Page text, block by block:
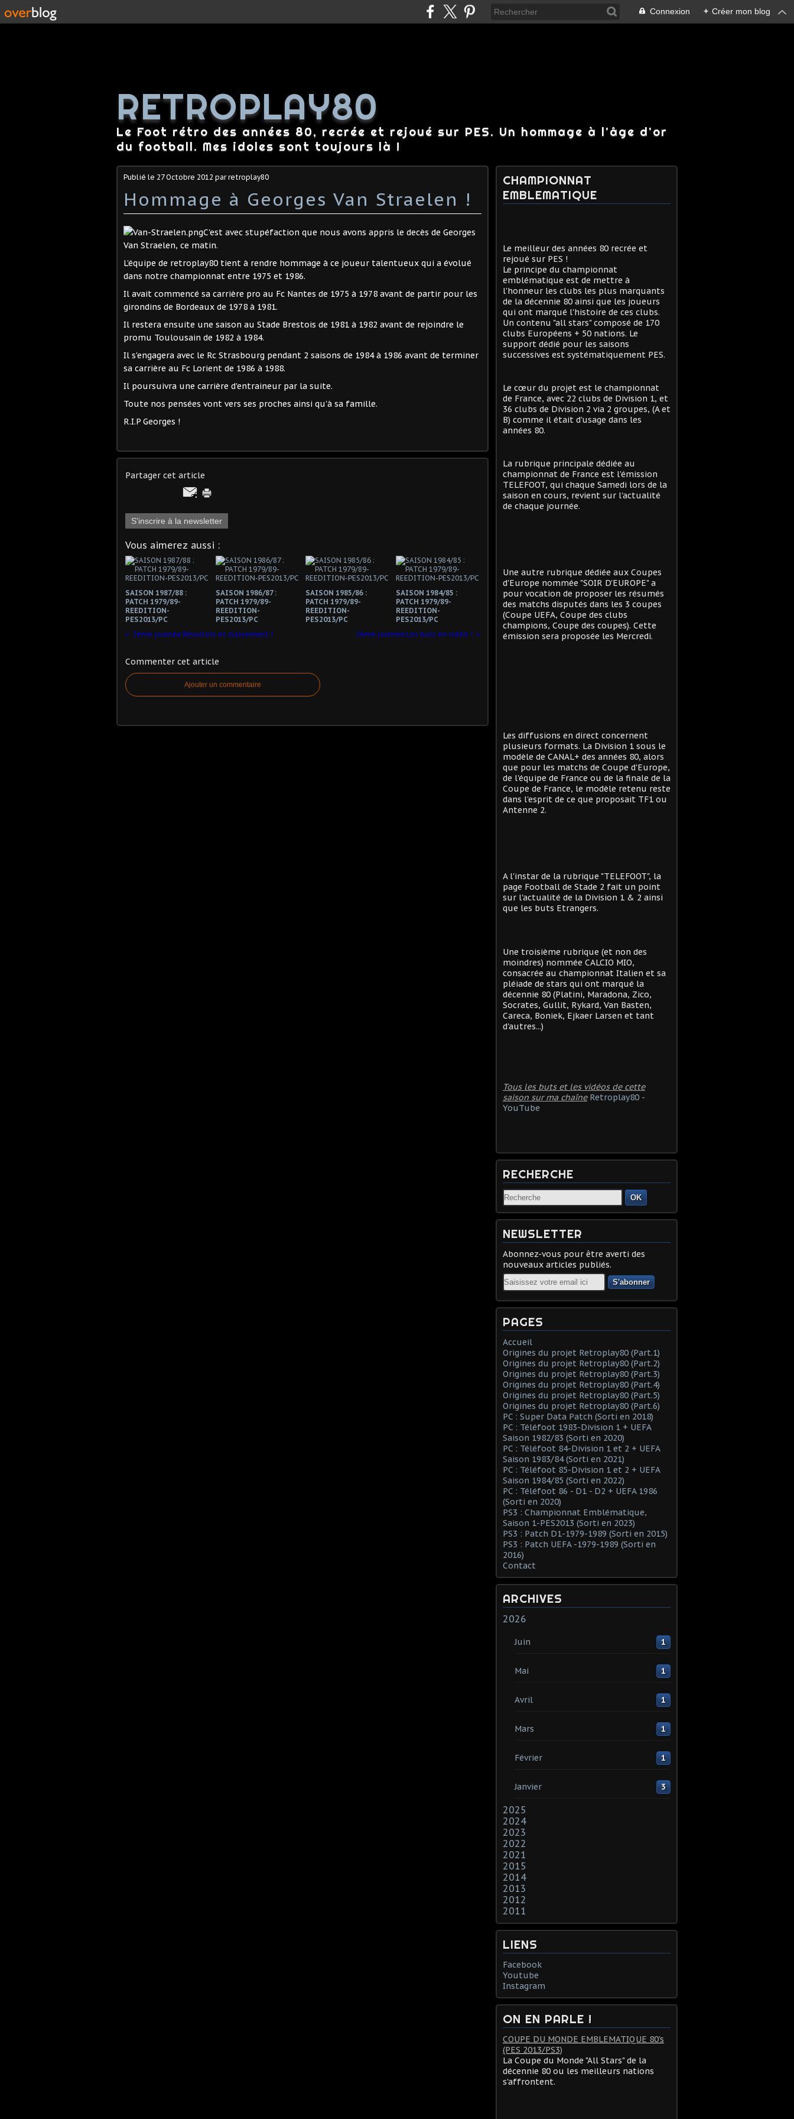
Connexion + Créer mon blog
RETROPLAY80
Le Foot rétro des années 80, recrée et rejoué sur PES. Un hommage à l'âge d'or
du football. Mes idoles sont toujours là !
Publié le 27 Octobre 2012 par retroplay80
Hommage à Georges Van Straelen !
C'est avec stupéfaction que nous avons appris le decès de Georges
Van Straelen, ce matin.
L'équipe de retroplay80 tient à rendre hommage à ce joueur talentueux qui a évolué
dans notre championnat entre 1975 et 1986.
Il avait commencé sa carrière pro au Fc Nantes de 1975 à 1978 avant de partir pour les
girondins de Bordeaux de 1978 à 1981.
Il restera ensuite une saison au Stade Brestois de 1981 à 1982 avant de rejoindre le
promu Toulousain de 1982 à 1984.
Il s'engagera avec le Rc Strasbourg pendant 2 saisons de 1984 à 1986 avant de terminer
sa carrière au Fc Lorient de 1986 à 1988.
Il poursuivra une carrière d'entraineur par la suite.
Toute nos pensées vont vers ses proches ainsi qu'à sa famille.
R.I.P Georges !
Partager cet article
S'inscrire à la newsletter
Vous aimerez aussi :
SAISON 1987/88 :
PATCH 1979/89-
REEDITION-
PES2013/PC
SAISON 1986/87 :
PATCH 1979/89-
REEDITION-
PES2013/PC
SAISON 1985/86 :
PATCH 1979/89-
REEDITION-
PES2013/PC
SAISON 1984/85 :
PATCH 1979/89-
REEDITION-
PES2013/PC
2ème journée:Résultats et classement !
2ème journée:Les buts en vidéo !
Commenter cet article
Ajouter un commentaire
CHAMPIONNAT
EMBLEMATIQUE
Le meilleur des années 80 recrée et
rejoué sur PES !
Le principe du championnat
emblématique est de mettre à
l'honneur les clubs les plus marquants
de la décennie 80 ainsi que les joueurs
qui ont marqué l'histoire de ces clubs.
Un contenu "all stars" composé de 170
clubs Européens + 50 nations. Le
support dédié pour les saisons
successives est systématiquement PES.
Le cœur du projet est le championnat
de France, avec 22 clubs de Division 1, et
36 clubs de Division 2 via 2 groupes, (A et
B) comme il était d'usage dans les
années 80.
La rubrique principale dédiée au
championnat de France est l'émission
TELEFOOT, qui chaque Samedi lors de la
saison en cours, revient sur l'actualité
de chaque journée.
Une autre rubrique dédiée aux Coupes
d'Europe nommée "SOIR D'EUROPE" a
pour vocation de proposer les résumés
des matchs disputés dans les 3 coupes
(Coupe UEFA, Coupe des clubs
champions, Coupe des coupes). Cette
émission sera proposée les Mercredi.
Les diffusions en direct concernent
plusieurs formats. La Division 1 sous le
modèle de CANAL+ des années 80, alors
que pour les matchs de Coupe d'Europe,
de l'équipe de France ou de la finale de la
Coupe de France, le modèle retenu reste
dans l'esprit de ce que proposait TF1 ou
Antenne 2.
A l'instar de la rubrique "TELEFOOT", la
page Football de Stade 2 fait un point
sur l'actualité de la Division 1 & 2 ainsi
que les buts Etrangers.
Une troisième rubrique (et non des
moindres) nommée CALCIO MIO,
consacrée au championnat Italien et sa
pléiade de stars qui ont marqué la
décennie 80 (Platini, Maradona, Zico,
Socrates, Gullit, Rykard, Van Basten,
Careca, Boniek, Ejkaer Larsen et tant
d'autres...)
Tous les buts et les vidéos de cette
saison sur ma chaîne Retroplay80 -
YouTube
RECHERCHE
OK
NEWSLETTER
Abonnez-vous pour être averti des
nouveaux articles publiés.
Email
PAGES
Accueil
Origines du projet Retroplay80 (Part.1)
Origines du projet Retroplay80 (Part.2)
Origines du projet Retroplay80 (Part.3)
Origines du projet Retroplay80 (Part.4)
Origines du projet Retroplay80 (Part.5)
Origines du projet Retroplay80 (Part.6)
PC : Super Data Patch (Sorti en 2018)
PC : Téléfoot 1983-Division 1 + UEFA
Saison 1982/83 (Sorti en 2020)
PC : Téléfoot 84-Division 1 et 2 + UEFA
Saison 1983/84 (Sorti en 2021)
PC : Téléfoot 85-Division 1 et 2 + UEFA
Saison 1984/85 (Sorti en 2022)
PC : Téléfoot 86 - D1 - D2 + UEFA 1986
(Sorti en 2020)
PS3 : Championnat Emblématique,
Saison 1-PES2013 (Sorti en 2023)
PS3 : Patch D1-1979-1989 (Sorti en 2015)
PS3 : Patch UEFA -1979-1989 (Sorti en
2016)
Contact
ARCHIVES
2026
Juin 1
Mai 1
Avril 1
Mars 1
Février 1
Janvier 3
2025
2024
2023
2022
2021
2015
2014
2013
2012
2011
LIENS
Facebook
Youtube
Instagram
ON EN PARLE !
COUPE DU MONDE EMBLEMATIQUE 80's
(PES 2013/PS3)
La Coupe du Monde "All Stars" de la
décennie 80 ou les meilleurs nations
s'affrontent.